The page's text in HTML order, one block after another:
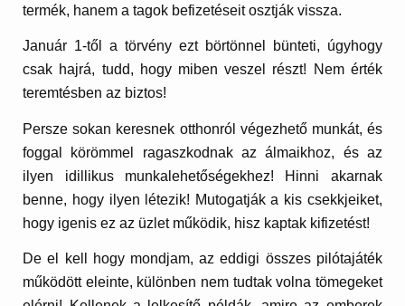
termék, hanem a tagok befizetéseit osztják vissza.
Január 1-től a törvény ezt börtönnel bünteti, úgyhogy
csak hajrá, tudd, hogy miben veszel részt! Nem érték
teremtésben az biztos!
Persze sokan keresnek otthonról végezhető munkát, és
foggal körömmel ragaszkodnak az álmaikhoz, és az
ilyen idillikus munkalehetőségekhez! Hinni akarnak
benne, hogy ilyen létezik! Mutogatják a kis csekkjeiket,
hogy igenis ez az üzlet működik, hisz kaptak kifizetést!
De el kell hogy mondjam, az eddigi összes pilótajáték
működött eleinte, különben nem tudtak volna tömegeket